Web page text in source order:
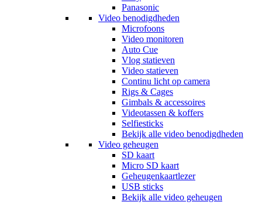
Panasonic
Video benodigdheden
Microfoons
Video monitoren
Auto Cue
Vlog statieven
Video statieven
Continu licht op camera
Rigs & Cages
Gimbals & accessoires
Videotassen & koffers
Selfiesticks
Bekijk alle video benodigdheden
Video geheugen
SD kaart
Micro SD kaart
Geheugenkaartlezer
USB sticks
Bekijk alle video geheugen